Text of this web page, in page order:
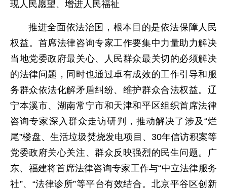
现人民愿望、增进人民福祉
推进全面依法治国，根本目的是依法保障人民
权益。首席法律咨询专家工作要集中力量助力解决
当地党委政府最关心、人民群众最关切的必须解决
的法律问题，同时也通过卓有成效的工作引导和服
务群众依法化解矛盾纠纷、维护群众合法权益。辽
宁本溪市、湖南常宁市和天津和平区组织首席法律
咨询专家深入群众走访研判，推动解决了涉及“烂
尾”楼盘、生活垃圾焚烧发电项目、30年信访积案等
党委政府关心关注、群众反映强烈的民生问题。广
东、福建将首席法律咨询专家工作与“中立法律服务
社”、“法律诊所”等平台有效结合。北京平谷区创新